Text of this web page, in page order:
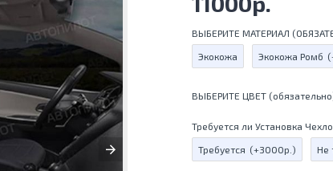
ВЫБЕРИТЕ МАТЕРИАЛ
Экокожа Экокожа Ромб
ВЫБЕРИТЕ ЦВЕТ
Требуется ли Установка
Требуется (+3000р.) Не